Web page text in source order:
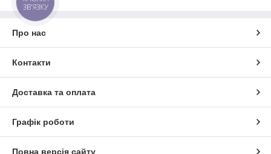
Про нас
Контакти
Доставка та оплата
Графік роботи
Повна версія сайту
ЗВ'ЯЗКУ